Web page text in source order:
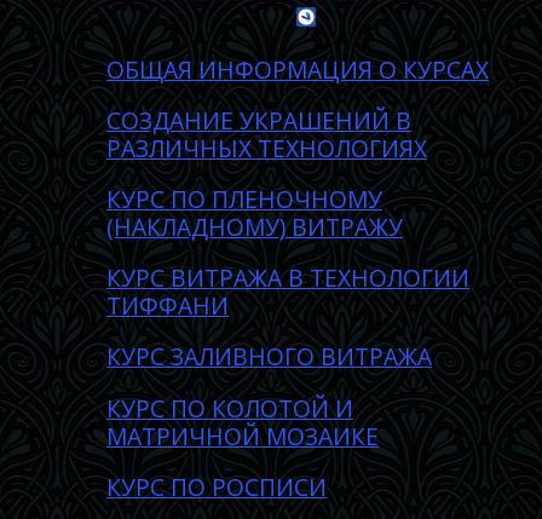
ОБЩАЯ ИНФОРМАЦИЯ О КУРСАХ
CОЗДАНИE УКРАШЕНИЙ В
РАЗЛИЧНЫХ ТЕХНОЛОГИЯХ
КУРС ПО ПЛЕНОЧНОМУ
(НАКЛАДНОМУ) ВИТРАЖУ
КУРС ВИТРАЖА В ТЕХНОЛОГИИ
ТИФФАНИ
КУРС ЗАЛИВНОГО ВИТРАЖА
КУРС ПО КОЛОТОЙ И
МАТРИЧНОЙ МОЗАИКЕ
КУРС ПО РОСПИСИ